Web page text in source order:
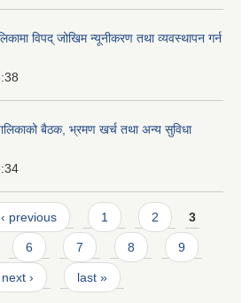
विपद् जोखिम न्यूनीकरण तथा व्यवस्थापन गर्न
बैठक, भ्रमण खर्च तथा अन्य सुविधा
‹ previous 1 2 3
6 7 8 9
next › last »